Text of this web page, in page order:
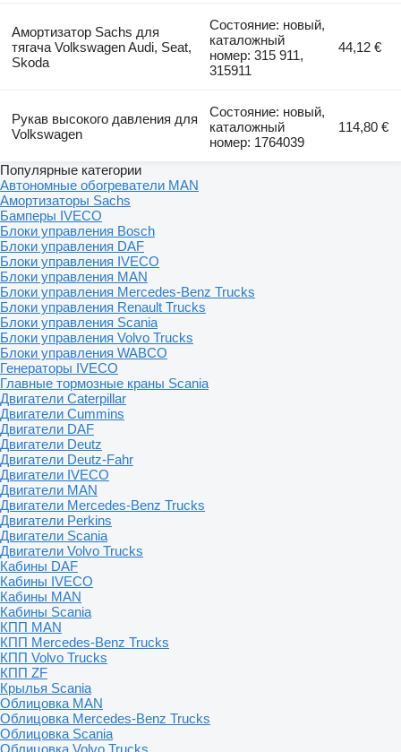
Амортизатор Sachs для
тягача Volkswagen Audi, Seat,
Skoda
Состояние: новый,
каталожный
номер: 315 911,
315911
44,12 €
Рукав высокого давления для
Volkswagen
Состояние: новый,
каталожный
номер: 1764039
114,80 €
Популярные категории
Автономные обогреватели MAN
Амортизаторы Sachs
Бамперы IVECO
Блоки управления Bosch
Блоки управления DAF
Блоки управления IVECO
Блоки управления MAN
Блоки управления Mercedes-Benz Trucks
Блоки управления Renault Trucks
Блоки управления Scania
Блоки управления Volvo Trucks
Блоки управления WABCO
Генераторы IVECO
Главные тормозные краны Scania
Двигатели Caterpillar
Двигатели Cummins
Двигатели DAF
Двигатели Deutz
Двигатели Deutz-Fahr
Двигатели IVECO
Двигатели MAN
Двигатели Mercedes-Benz Trucks
Двигатели Perkins
Двигатели Scania
Двигатели Volvo Trucks
Кабины DAF
Кабины IVECO
Кабины MAN
Кабины Scania
КПП MAN
КПП Mercedes-Benz Trucks
КПП Volvo Trucks
КПП ZF
Крылья Scania
Облицовка MAN
Облицовка Mercedes-Benz Trucks
Облицовка Scania
Облицовка Volvo Trucks